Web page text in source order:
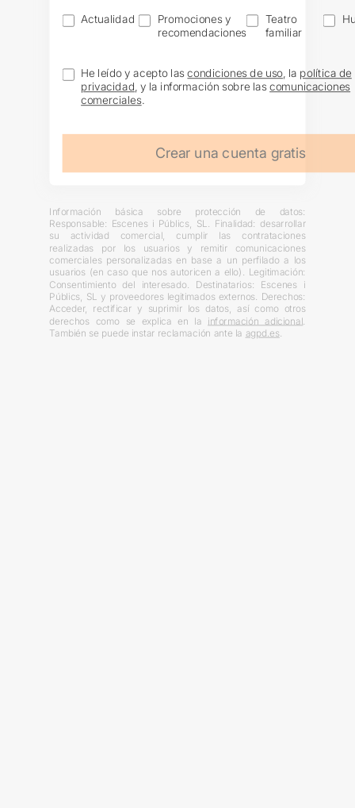
Actualidad
Promociones y
recomendaciones
Teatro
familiar
He leído y acepto lascondiciones de uso, la política de
privacidad, y la información sobre lascomunicaciones
comerciales.
Crear una cuenta gratis
Información básica sobre protección de datos:
Responsable: Escenes i Públics, SL. Finalidad: desarrollar
su actividad comercial, cumplir las contrataciones
realizadas por los usuarios y remitir comunicaciones
comerciales personalizadas en base a un perfilado a los
usuarios (en caso que nos autoricen a ello). Legitimación:
Consentimiento del interesado. Destinatarios: Escenes i
Públics, SL y proveedores legitimados externos. Derechos:
Acceder, rectificar y suprimir los datos, así como otros
derechos como se explica en la información adicional
También se puede instar reclamación ante la agpd.es.